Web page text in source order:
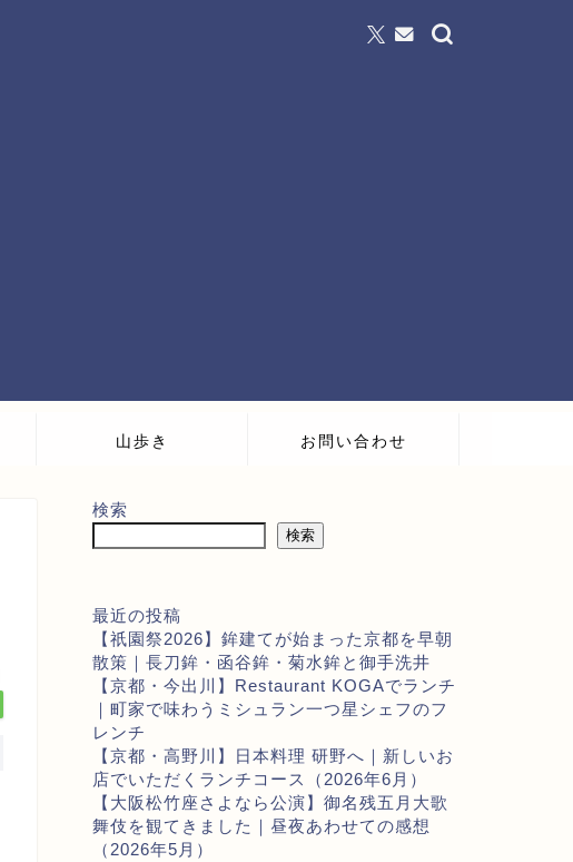
山歩き お問い合わせ
検索
検索
最近の投稿
【祇園祭2026】鉾建てが始まった京都を早朝
散策｜長刀鉾・函谷鉾・菊水鉾と御手洗井
【京都・今出川】Restaurant KOGAでランチ
｜町家で味わうミシュラン一つ星シェフのフ
レンチ
【京都・高野川】日本料理 研野へ｜新しいお
店でいただくランチコース（2026年6月）
【大阪松竹座さよなら公演】御名残五月大歌
舞伎を観てきました｜昼夜あわせての感想
（2026年5月）